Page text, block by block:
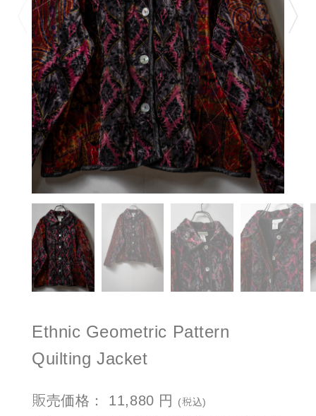
Ethnic Geometric Pattern
Quilting Jacket
販売価格： 11,880 円
(税込)